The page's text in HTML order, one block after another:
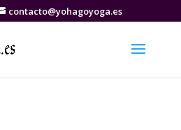
contacto@yohagoyoga.es